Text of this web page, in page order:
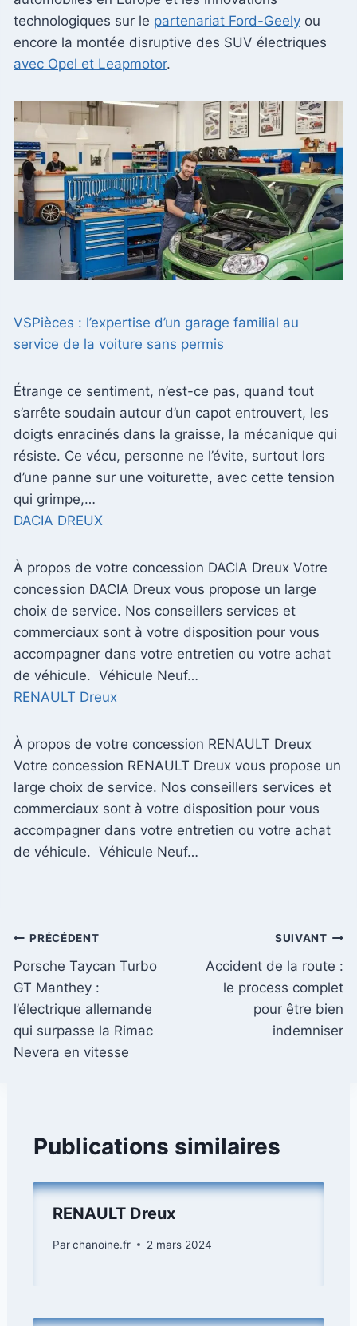
technologiques sur le partenariat Ford-Geely ou
encore la montée disruptive des SUV électriques
avec Opel et Leapmotor.
VSPièces : l’expertise d’un garage familial au
service de la voiture sans permis
Étrange ce sentiment, n’est-ce pas, quand tout
s’arrête soudain autour d’un capot entrouvert, les
doigts enracinés dans la graisse, la mécanique qui
résiste. Ce vécu, personne ne l’évite, surtout lors
d’une panne sur une voiturette, avec cette tension
qui grimpe,…
DACIA DREUX
À propos de votre concession DACIA Dreux Votre
concession DACIA Dreux vous propose un large
choix de service. Nos conseillers services et
commerciaux sont à votre disposition pour vous
accompagner dans votre entretien ou votre achat
de véhicule. Véhicule Neuf…
RENAULT Dreux
À propos de votre concession RENAULT Dreux
Votre concession RENAULT Dreux vous propose un
large choix de service. Nos conseillers services et
commerciaux sont à votre disposition pour vous
accompagner dans votre entretien ou votre achat
de véhicule. Véhicule Neuf…
Navigation
de
l’article
PRÉCÉDENT
Porsche Taycan Turbo
GT Manthey :
l’électrique allemande
qui surpasse la Rimac
Nevera en vitesse
SUIVANT
Accident de la route :
le process complet
pour être bien
indemniser
Publications similaires
RENAULT Dreux
Parchanoine.fr 2 mars 2024